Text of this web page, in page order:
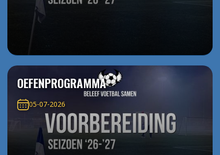
OEFENPROGRAMMA
05-07-2026